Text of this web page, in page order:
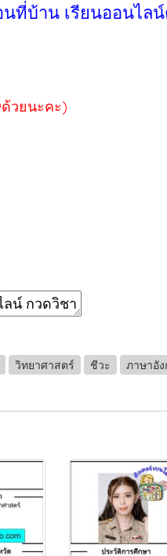
นที่บ้าน เรียนออนไ
ด้วยนะคะ)
วิทยาศาสตร์ ชีวะ ภาษาอั